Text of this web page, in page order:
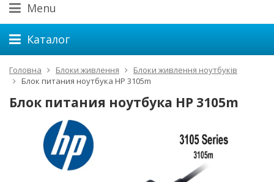
Menu
Каталог
Головна Блоки живлення
Блоки живлення ноутбуків
Блок питания ноутбука HP 3105m
Блок питания ноутбука HP 3105m